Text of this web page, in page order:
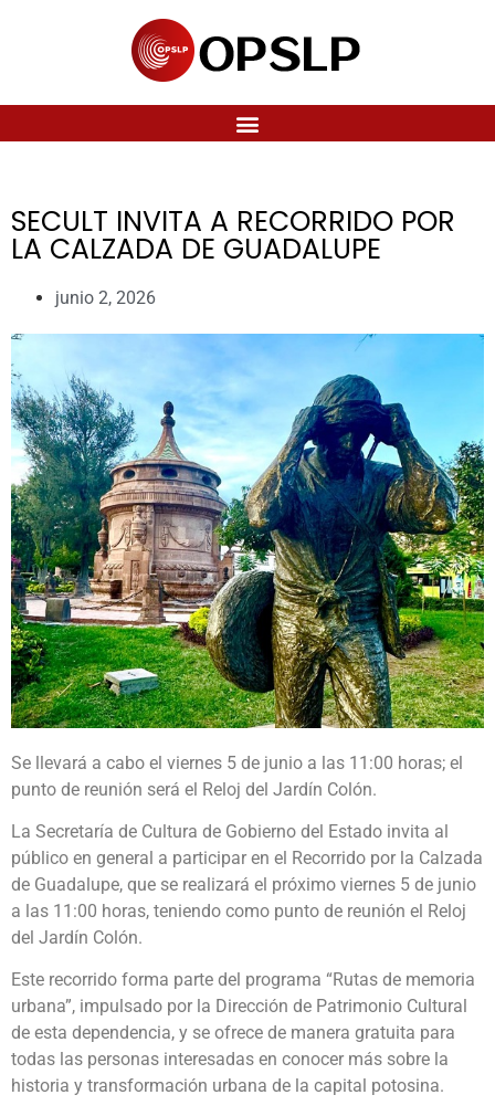
SECULT INVITA A RECORRIDO POR
LA CALZADA DE GUADALUPE
junio 2, 2026
Se llevará a cabo el viernes 5 de junio a las 11:00 horas; el
punto de reunión será el Reloj del Jardín Colón.
La Secretaría de Cultura de Gobierno del Estado invita al
público en general a participar en el Recorrido por la Calzada
de Guadalupe, que se realizará el próximo viernes 5 de junio
a las 11:00 horas, teniendo como punto de reunión el Reloj
del Jardín Colón.
Este recorrido forma parte del programa “Rutas de memoria
urbana”, impulsado por la Dirección de Patrimonio Cultural
de esta dependencia, y se ofrece de manera gratuita para
todas las personas interesadas en conocer más sobre la
historia y transformación urbana de la capital potosina.